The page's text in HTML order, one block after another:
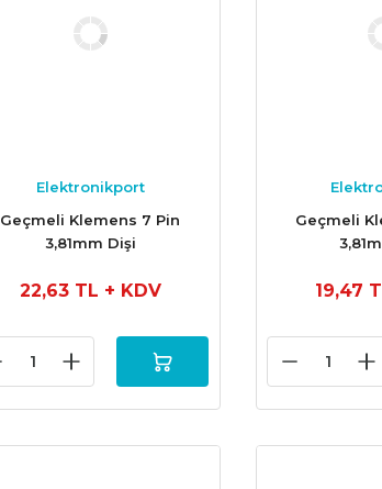
Elektronikport
Geçmeli Klemens 7 Pin
3,81mm Dişi
22,63 TL + KDV
Geçmeli
19,47